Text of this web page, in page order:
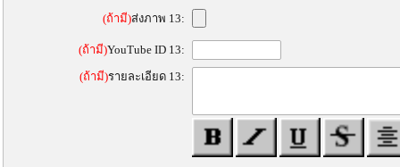
(ถ้ามี)ส่งภาพ 13:
(ถ้ามี)YouTube ID 13:
(ถ้ามี)รายละเอียด 13: